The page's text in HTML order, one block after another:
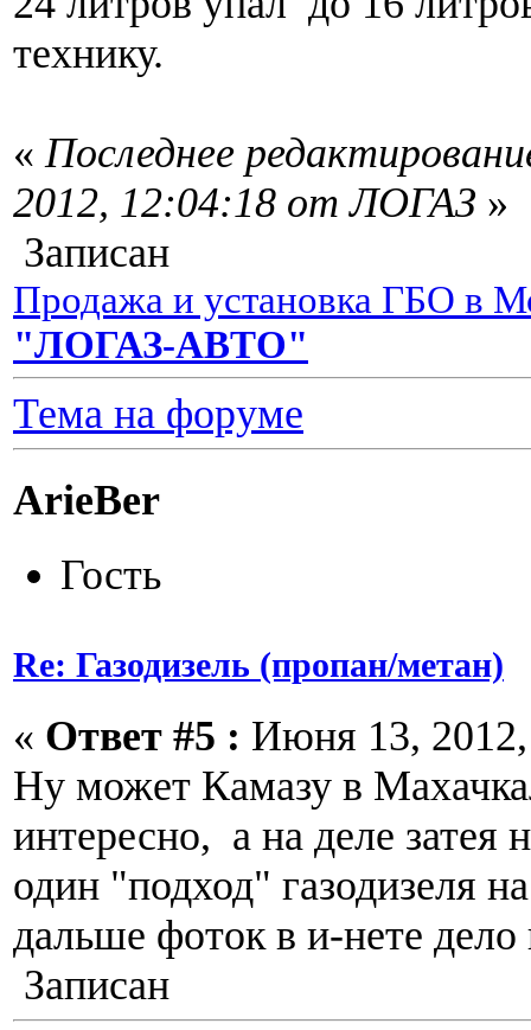
технику.
« Последнее
2012, 12:04:18 от ЛОГАЗ »
Записан
Продажа и установка ГБО в
"ЛОГАЗ-АВТО"
Тема на форуме
ArieBer
Гость
Re: Газодизель (пропан/метан)
« Ответ #5 : Июня 13,
Ну может Камазу в
интересно, а на деле затея
один "подход" газодизеля
дальше фоток в и-нете
Записан